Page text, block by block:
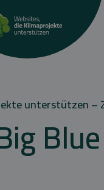
unterstützen
Blue